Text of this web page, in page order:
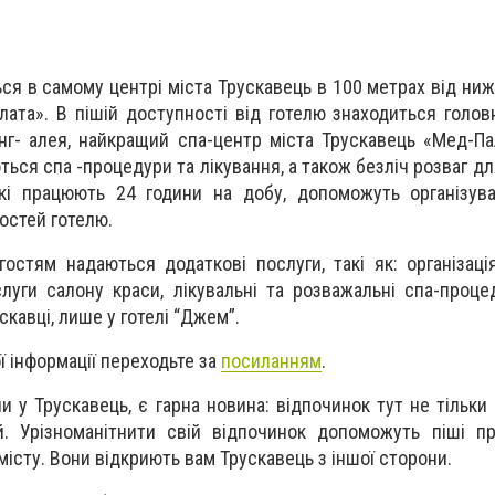
в самому центрі міста Трускавець в 100 метрах від
В пішій доступності від готелю знаходиться
алея, найкращий спа-центр міста Трускавець «Мед-
спа -процедури та лікування, а також безліч розваг
працюють 24 години на добу, допоможуть
готелю.
надаються додаткові послуги, такі як:
салону краси, лікувальні та розважальні спа-
лише у готелі “Джем”.
переходьте за посиланням.
у Трускавець, є гарна новина: відпочинок тут не
свій відпочинок допоможуть піші
Вони відкриють вам Трускавець з іншої сторони.